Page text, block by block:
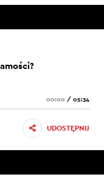
00:00 / 05:34
UDOSTĘPNIJ